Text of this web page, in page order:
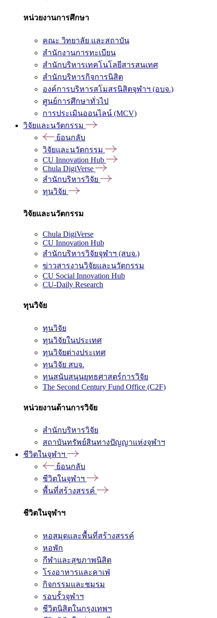
หน่วยงานการศึกษา
คณะ วิทยาลัย และสถาบัน
สำนักงานการทะเบียน
สำนักบริหารเทคโนโลยีสารสนเทศ
สำนักบริหารกิจการนิสิต
องค์การบริหารสโมสรนิสิตจุฬาฯ (อบจ.)
ศูนย์การศึกษาทั่วไป
การประเมินออนไลน์ (MCV)
วิจัยและนวัตกรรม
ย้อนกลับ
วิจัยและนวัตกรรม
CU Innovation Hub
Chula DigiVerse
สำนักบริหารวิจัย
ทุนวิจัย
วิจัยและนวัตกรรม
Chula DigiVerse
CU Innovation Hub
สำนักบริหารวิจัยจุฬาฯ (สบจ.)
ข่าวสารงานวิจัยและนวัตกรรม
CU Social Innovation Hub
CU-Daily Research
ทุนวิจัย
ทุนวิจัย
ทุนวิจัยในประเทศ
ทุนวิจัยต่างประเทศ
ทุนวิจัย สบจ.
ทุนสนับสนุนยุทธศาสตร์การวิจัย
The Second Century Fund Office (C2F)
หน่วยงานด้านการวิจัย
สำนักบริหารวิจัย
สถาบันทรัพย์สินทางปัญญาแห่งจุฬาฯ
ชีวิตในจุฬาฯ
ย้อนกลับ
ชีวิตในจุฬาฯ
พื้นที่สร้างสรรค์
ชีวิตในจุฬาฯ
หอสมุดและพื้นที่สร้างสรรค์
หอพัก
กีฬาและสุขภาพนิสิต
โรงอาหารและคาเฟ่
กิจกรรมและชมรม
รอบรั้วจุฬาฯ
ชีวิตนิสิตในกรุงเทพฯ